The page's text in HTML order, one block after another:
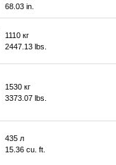
68.03 in.
1110 кг
2447.13 lbs.
1530 кг
3373.07 lbs.
435 л
15.36 cu. ft.